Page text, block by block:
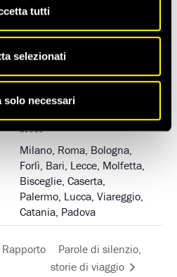
tutti
selezionati
solo necessari
19, Palazzo Moroni
LUOGO
Milano, Roma, Bologna,
Forlì, Bari, Lecce, Molfetta,
Bisceglie, Caserta,
Palermo, Lucca, Viareggio,
Catania, Padova
Parole di silenzio,
storie di viaggio